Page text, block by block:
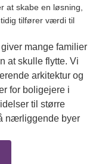
at skabe en løsning,
tilfører værdi til
mange familier
at skulle flytte. Vi
arkitektur og
for boligejere i
til større
nærliggende byer